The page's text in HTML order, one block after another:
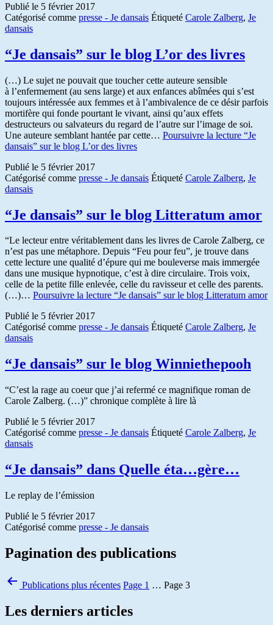
Publié le 5 février 2017
Catégorisé comme presse - Je dansais Étiqueté Carole Zalberg, Je
dansais
“Je dansais” sur le blog L’or des livres
(…) Le sujet ne pouvait que toucher cette auteure sensible
à l’enfermement (au sens large) et aux enfances abîmées qui s’est
toujours intéressée aux femmes et à l’ambivalence de ce désir parfois
mortifère qui fonde pourtant le vivant, ainsi qu’aux effets
destructeurs ou salvateurs du regard de l’autre sur l’image de soi.
Une auteure semblant hantée par cette… Poursuivre la lecture “Je
dansais” sur le blog L’or des livres
Publié le 5 février 2017
Catégorisé comme presse - Je dansais Étiqueté Carole Zalberg, Je
dansais
“Je dansais” sur le blog Litteratum amor
“Le lecteur entre véritablement dans les livres de Carole Zalberg, ce
n’est pas une métaphore. Depuis “Feu pour feu”, je trouve dans
cette lecture une qualité d’épure qui me bouleverse mais immergée
dans une musique hypnotique, c’est à dire circulaire. Trois voix,
celle de la petite fille enlevée, celle du ravisseur et celle des parents.
(…)… Poursuivre la lecture “Je dansais” sur le blog Litteratum amor
Publié le 5 février 2017
Catégorisé comme presse - Je dansais Étiqueté Carole Zalberg, Je
dansais
“Je dansais” sur le blog Winniethepooh
“C’est la rage au coeur que j’ai refermé ce magnifique roman de
Carole Zalberg. (…)” chronique complète à lire là
Publié le 5 février 2017
Catégorisé comme presse - Je dansais Étiqueté Carole Zalberg, Je
dansais
“Je dansais” dans Quelle éta…gère…
Le replay de l’émission
Publié le 5 février 2017
Catégorisé comme presse - Je dansais
Pagination des publications
Publications plus récentes Page 1 … Page 3
Les derniers articles